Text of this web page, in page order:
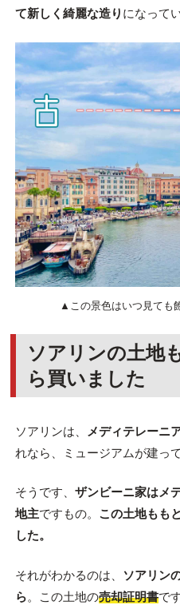
て新しく綺麗な造り になって
▲この景色はいつ見ても
ソアリンの土地
ら買いました
ソアリンは、 メディテレーニ
れなら、ミュージアムが建っ
そうです、 ザンビーニ家はメ
地主ですもの。 この土地もも
した。
それがわかるのは、
ソアリン
ら。この土地の売却証明書です